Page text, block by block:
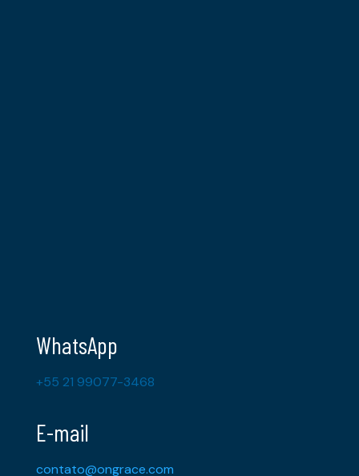
WhatsApp
+55 21 99077-3468
E-mail
contato@ongrace.com